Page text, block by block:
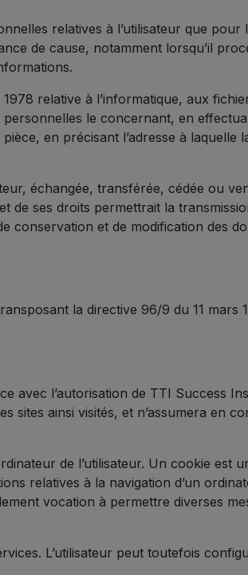
relatives à l’utilisateur que pour
de cause, notamment lorsqu’il
relative à l’informatique, aux
le concernant, en
en précisant l’adresse à laquelle
échangée, transférée, cédée ou
de ses droits permettrait la
conservation et de modification des
la directive 96/9 du 11 mars
avec l’autorisation de TTI Success
sites ainsi visités, et n’assumera en
de l’utilisateur. Un cookie est
relatives à la navigation d’un
vocation à permettre diverses
L’utilisateur peut toutefois